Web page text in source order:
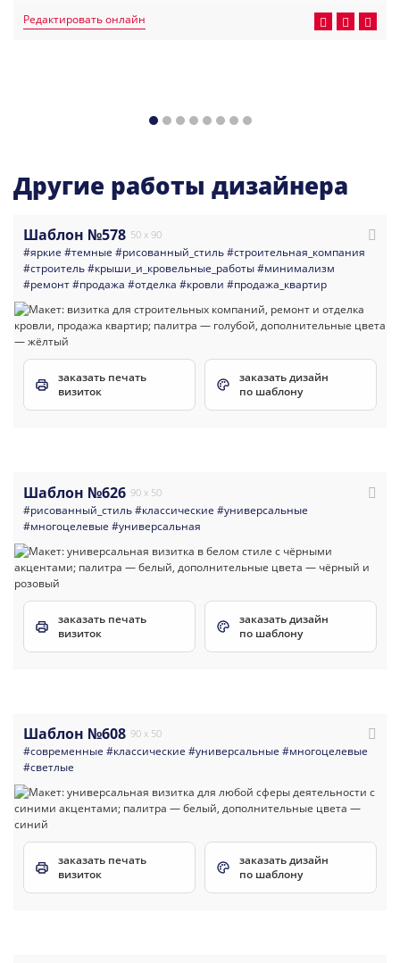
Редактировать онлайн
Другие работы дизайнера
Шаблон №578 50 x 90
#яркие #темные #рисованный_стиль#строительная_компания
#строитель#крыши_и_кровельные_работы#минимализм
#ремонт#продажа #отделка #кровли #продажа_квартир
заказать печать
визиток
заказать дизайн
по шаблону
Шаблон №626 90 x 50
#рисованный_стиль#классические #универсальные
#многоцелевые #универсальная
заказать печать
визиток
заказать дизайн
по шаблону
Шаблон №608 90 x 50
#современные #классические #универсальные #многоцелевые
#светлые
заказать печать
визиток
заказать дизайн
по шаблону